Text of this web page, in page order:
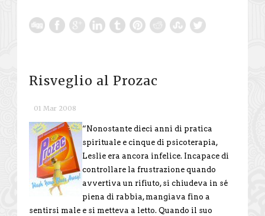
Risveglio al Prozac
01 Mar 2008
“Nonostante dieci anni di pratica
spirituale e cinque di psicoterapia,
Leslie era ancora infelice. Incapace di
controllare la frustrazione quando
avvertiva un rifiuto, si chiudeva in sé
piena di rabbia, mangiava fino a
sentirsi male e si metteva a letto. Quando il suo